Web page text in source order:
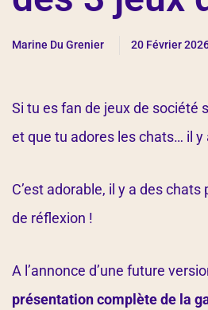
Marine Du Grenier 20 Février
Si tu es fan de jeux de société
et que tu adores les chats… il
C’est adorable, il y a des
de réflexion !
A l’annonce d’une future
présentation complète de la